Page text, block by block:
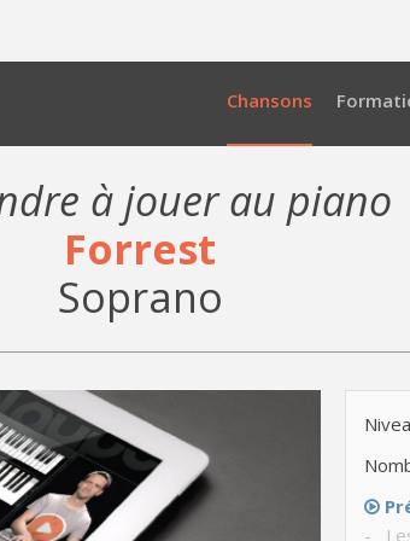
Chansons
à jouer au piano
Forrest
Soprano
-